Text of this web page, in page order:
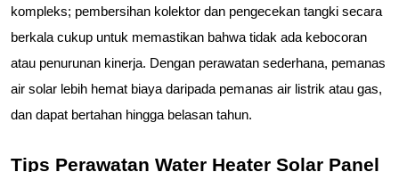
kompleks; pembersihan kolektor dan pengecekan tangki secara
berkala cukup untuk memastikan bahwa tidak ada kebocoran
atau penurunan kinerja. Dengan perawatan sederhana, pemanas
air solar lebih hemat biaya daripada pemanas air listrik atau gas,
dan dapat bertahan hingga belasan tahun.
Tips Perawatan Water Heater Solar Panel